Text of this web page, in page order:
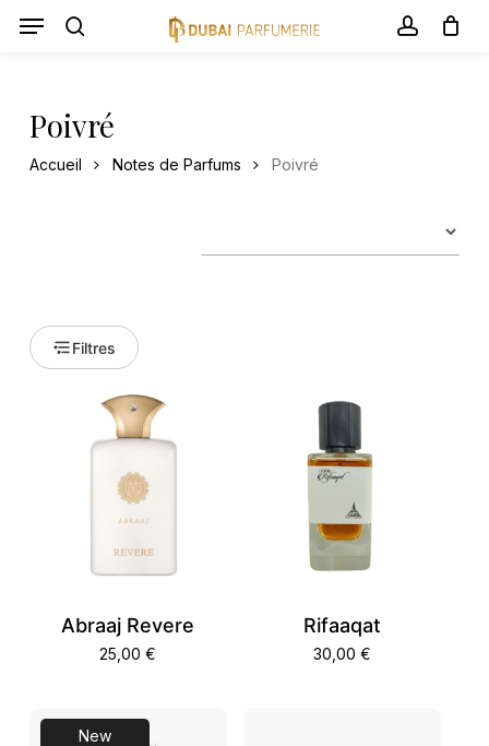
Menu
Poivré
Accueil Notes de Parfums Poivré
Filtres
Abraaj Revere
25,00€
Rifaaqat
30,00 €
New
Menu